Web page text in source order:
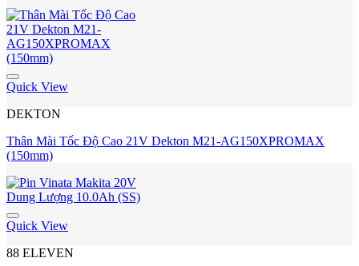
Quick View
DEKTON
Thân Mài Tốc Độ Cao 21V Dekton M21-AG150XPROMAX
(150mm)
Quick View
88 ELEVEN